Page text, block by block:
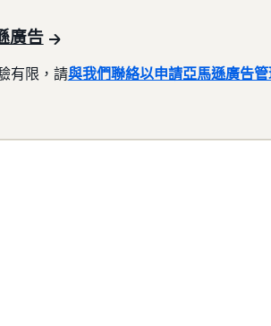
廣告
有限，請與我們聯絡以申請亞馬遜廣告